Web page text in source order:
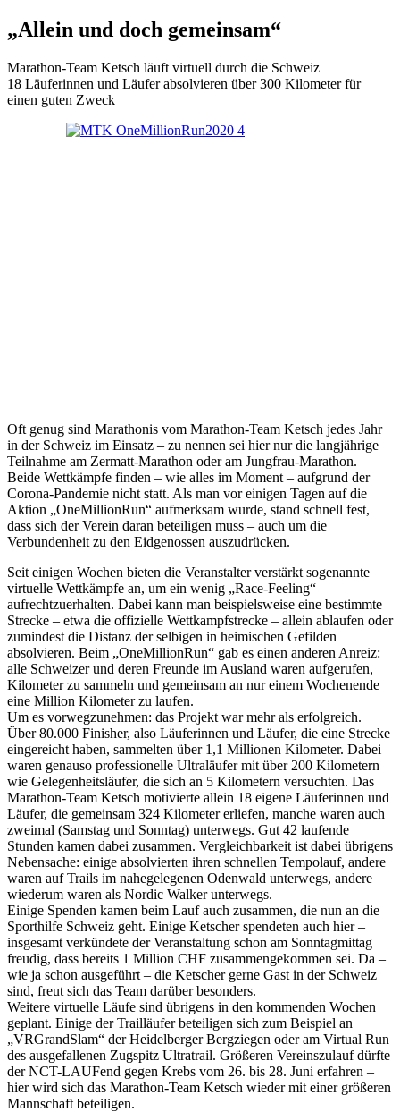
„Allein und doch gemeinsam“
Marathon-Team Ketsch läuft virtuell durch die Schweiz
18 Läuferinnen und Läufer absolvieren über 300 Kilometer für
einen guten Zweck
Oft genug sind Marathonis vom Marathon-Team Ketsch jedes Jahr
in der Schweiz im Einsatz – zu nennen sei hier nur die langjährige
Teilnahme am Zermatt-Marathon oder am Jungfrau-Marathon.
Beide Wettkämpfe finden – wie alles im Moment – aufgrund der
Corona-Pandemie nicht statt. Als man vor einigen Tagen auf die
Aktion „OneMillionRun“ aufmerksam wurde, stand schnell fest,
dass sich der Verein daran beteiligen muss – auch um die
Verbundenheit zu den Eidgenossen auszudrücken.
Seit einigen Wochen bieten die Veranstalter verstärkt sogenannte
virtuelle Wettkämpfe an, um ein wenig „Race-Feeling“
aufrechtzuerhalten. Dabei kann man beispielsweise eine bestimmte
Strecke – etwa die offizielle Wettkampfstrecke – allein ablaufen oder
zumindest die Distanz der selbigen in heimischen Gefilden
absolvieren. Beim „OneMillionRun“ gab es einen anderen Anreiz:
alle Schweizer und deren Freunde im Ausland waren aufgerufen,
Kilometer zu sammeln und gemeinsam an nur einem Wochenende
eine Million Kilometer zu laufen.
Um es vorwegzunehmen: das Projekt war mehr als erfolgreich.
Über 80.000 Finisher, also Läuferinnen und Läufer, die eine Strecke
eingereicht haben, sammelten über 1,1 Millionen Kilometer. Dabei
waren genauso professionelle Ultraläufer mit über 200 Kilometern
wie Gelegenheitsläufer, die sich an 5 Kilometern versuchten. Das
Marathon-Team Ketsch motivierte allein 18 eigene Läuferinnen und
Läufer, die gemeinsam 324 Kilometer erliefen, manche waren auch
zweimal (Samstag und Sonntag) unterwegs. Gut 42 laufende
Stunden kamen dabei zusammen. Vergleichbarkeit ist dabei übrigens
Nebensache: einige absolvierten ihren schnellen Tempolauf, andere
waren auf Trails im nahegelegenen Odenwald unterwegs, andere
wiederum waren als Nordic Walker unterwegs.
Einige Spenden kamen beim Lauf auch zusammen, die nun an die
Sporthilfe Schweiz geht. Einige Ketscher spendeten auch hier –
insgesamt verkündete der Veranstaltung schon am Sonntagmittag
freudig, dass bereits 1 Million CHF zusammengekommen sei. Da –
wie ja schon ausgeführt – die Ketscher gerne Gast in der Schweiz
sind, freut sich das Team darüber besonders.
Weitere virtuelle Läufe sind übrigens in den kommenden Wochen
geplant. Einige der Trailläufer beteiligen sich zum Beispiel an
„VRGrandSlam“ der Heidelberger Bergziegen oder am Virtual Run
des ausgefallenen Zugspitz Ultratrail. Größeren Vereinszulauf dürfte
der NCT-LAUFend gegen Krebs vom 26. bis 28. Juni erfahren –
hier wird sich das Marathon-Team Ketsch wieder mit einer größeren
Mannschaft beteiligen.